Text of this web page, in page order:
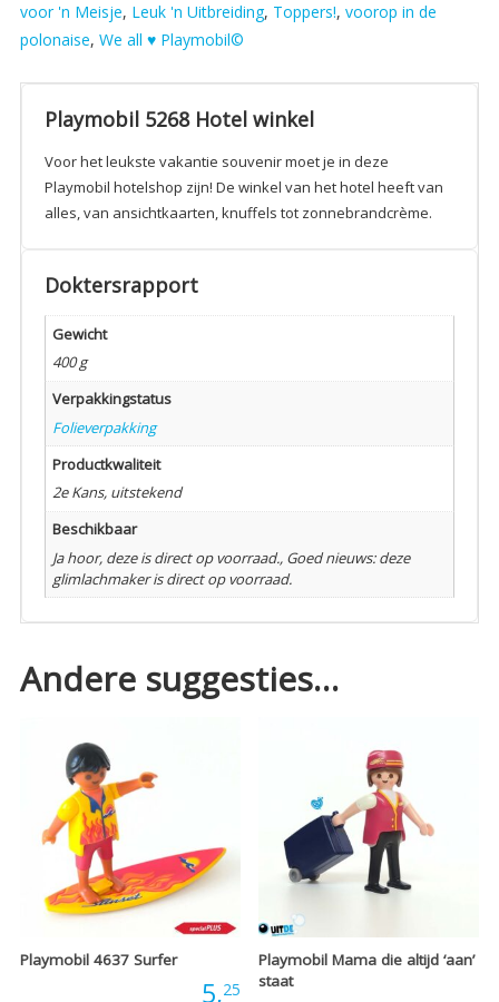
voor 'n Meisje, Leuk 'n Uitbreiding, Toppers!, voorop in de
polonaise, We all ♥ Playmobil©
Playmobil 5268 Hotel winkel
Voor het leukste vakantie souvenir moet je in deze
Playmobil hotelshop zijn! De winkel van het hotel heeft van
alles, van ansichtkaarten, knuffels tot zonnebrandcrème.
Doktersrapport
Gewicht
400 g
Verpakkingstatus
Folieverpakking
Productkwaliteit
2e Kans, uitstekend
Beschikbaar
Ja hoor, deze is direct op voorraad., Goed nieuws: deze
glimlachmaker is direct op voorraad.
Andere suggesties…
Playmobil 4637 Surfer
5,25
Playmobil Mama die altijd ‘aan’
staat